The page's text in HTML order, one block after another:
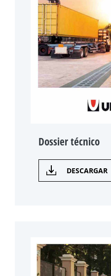
Dossier técnico
DESCARGAR